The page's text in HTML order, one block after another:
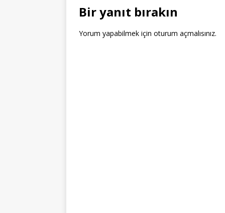
o
k
Bir yanıt bırakın
Yorum yapabilmek için oturum açmalısınız.